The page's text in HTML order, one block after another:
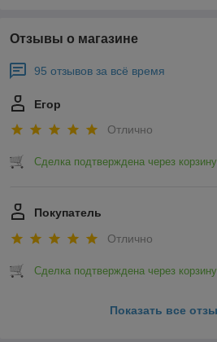
Отзывы о магазине
95 отзывов за всё время
Егор
Отлично
Сделка подтверждена через корзину
Покупатель
Отлично
Сделка подтверждена через корзину
Показать все